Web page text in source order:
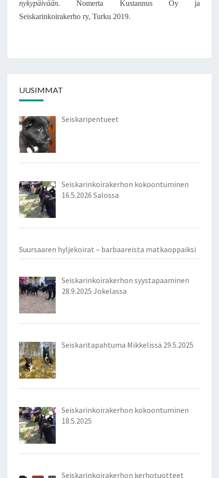
nykypäivään.Nomerta Kustannus Oy ja
Seiskarinkoirakerho ry, Turku 2019.
UUSIMMAT
Seiskaripentueet
Seiskarinkoirakerhon kokoontuminen
16.5.2026 Salossa
Suursaaren hyljekoirat – barbaareista matkaoppaiksi
Seiskarinkoirakerhon syystapaaminen
28.9.2025 Jokelassa
Seiskaritapahtuma Mikkelissä 29.5.2025
Seiskarinkoirakerhon kokoontuminen
18.5.2025
Seiskarinkoirakerhon kerhotuotteet